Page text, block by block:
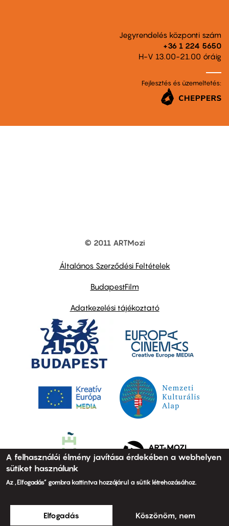
Jegyrendelés központi szám
+36 1 224 5650
H-V 13.00-21.00 óráig
Fejlesztés és üzemeltetés:
© 2011 ARTMozi
Általános Szerződési Feltételek
BudapestFilm
Adatkezelési tájékoztató
A felhasználói élmény javítása érdekében a webhelyen
sütiket használunk
Az „Elfogadás” gombra kattintva hozzájárul a sütik létrehozásához.
Elfogadás Köszönöm, nem